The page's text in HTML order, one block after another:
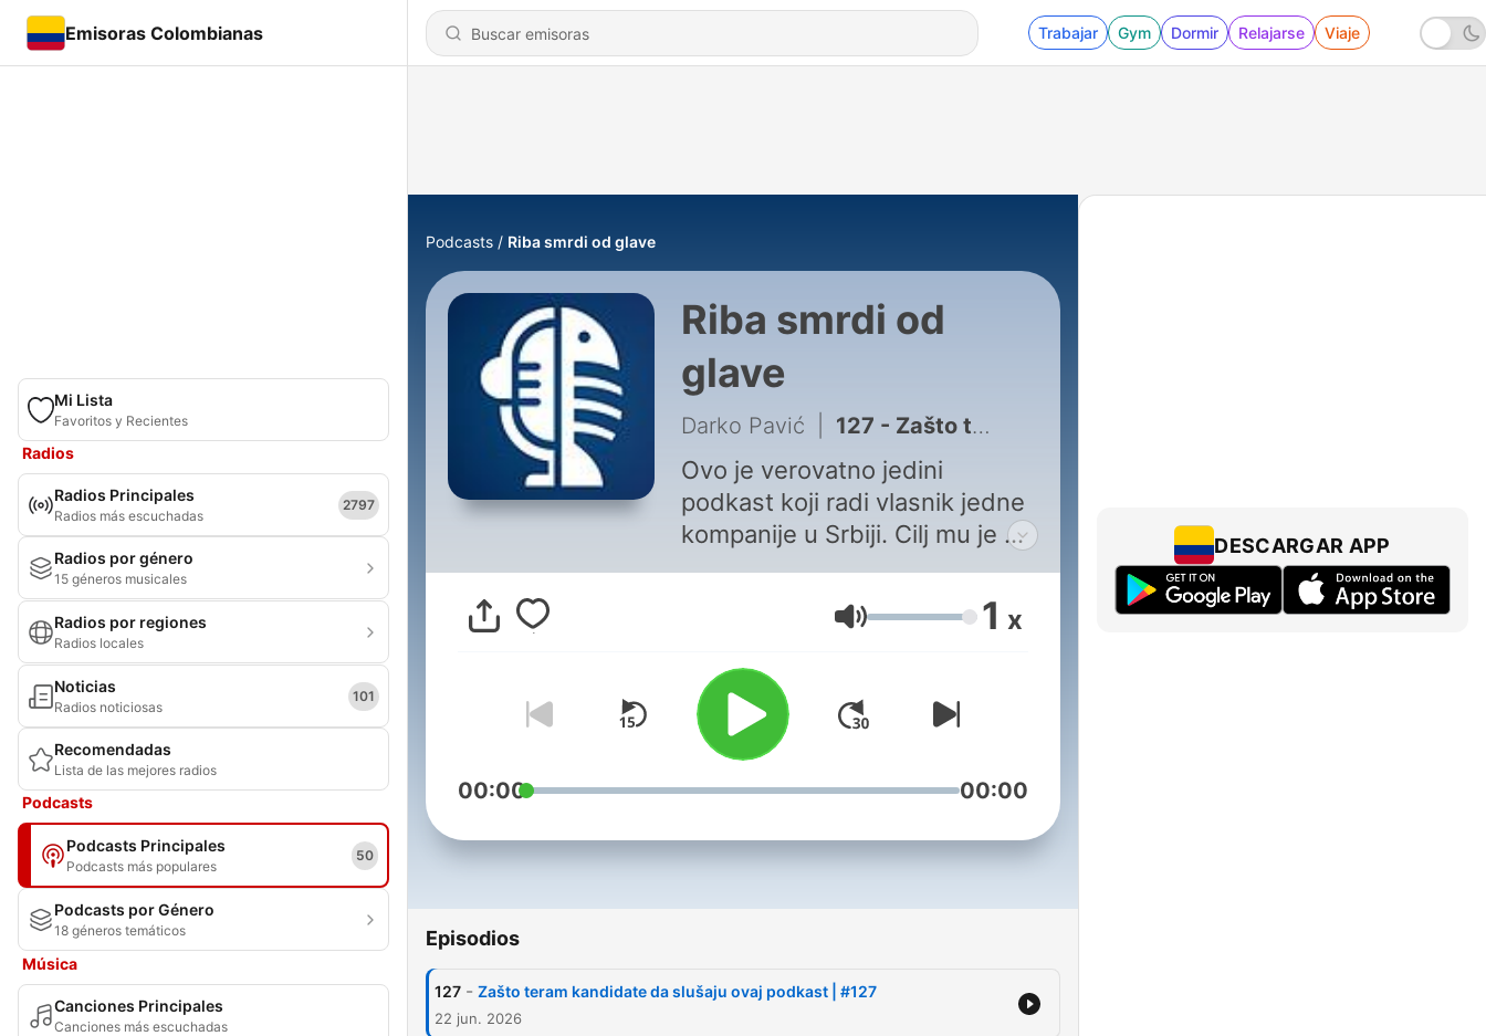
Emisoras Colombianas Trabajar Gym Dormir Relajarse Viaje
Mi Lista
Favoritos y Recientes
Radios
Radios Principales
Radios más escuchadas
2797
Radios por género
15 géneros musicales
Radios por regiones
Radios locales
Noticias
Radios noticiosas
101
Recomendadas
Lista de las mejores radios
Podcasts
Podcasts Principales
Podcasts más populares
50
Podcasts por Género
18 géneros temáticos
Música
Canciones Principales
Canciones más escuchadas
Podcasts Riba smrdi od glave
Riba smrdi od
glave
Darko Pavić 127 - Zašto teram kandidate da slušaju ovaj podkast | #127
Ovo je verovatno jedini
podkast koji radi vlasnik jedne
kompanije u Srbiji. Cilj mu je da
pokaže kako razmišlja
menadžment kompanije, šta
mu se sviđa, a šta mu smeta.
Time će svako ko želi da radi ili
već radi u kompaniji Fiscal
Solutions tačno znati na čemu
je. A kad se odlučite da vam se
sviđaju naši pogledi na svet i
bez obzira u kom timu, znanje
prodaji je svakako dobro imati.
cilj ovog podkasta
Volumen 1 x
00:00 00:00
Episodios
127 - Zašto teram kandidate da slušaju ovaj podkast | #127
22 jun. 2026
DESCARGAR APP